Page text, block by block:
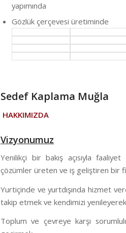
yapımında
Gözlük çerçevesi üretiminde
Sedef Kaplama Muğla
HAKKIMIZDA
Vizyonumuz
Yenilikçi bir bakış açısıyla
çözümler üreten ve iş geliştiren bir
Yurtiçinde ve yurtdışında hizmet
takip etmek ve kendimizi
Toplum ve çevreye karşı